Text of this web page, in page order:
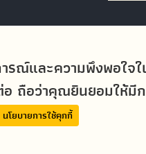
ณ์และความพึงพอใจใ
ถือว่าคุณยินยอมให้มี
นโยบายการใช้คุกกี้